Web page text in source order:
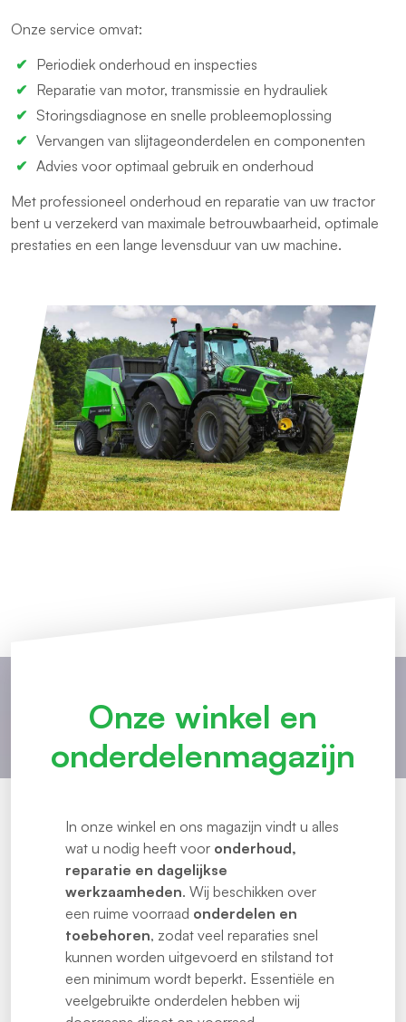
Onze service omvat:
Periodiek onderhoud en inspecties
Reparatie van motor, transmissie en hydrauliek
Storingsdiagnose en snelle probleemoplossing
Vervangen van slijtageonderdelen en componenten
Advies voor optimaal gebruik en onderhoud
Met professioneel onderhoud en reparatie van uw tractor
bent u verzekerd van maximale betrouwbaarheid, optimale
prestaties en een lange levensduur van uw machine.
Onze winkel en
onderdelenmagazijn
In onze winkel en ons magazijn vindt u alles
wat u nodig heeft voor onderhoud,
reparatie en dagelijkse
werkzaamheden. Wij beschikken over
een ruime voorraad onderdelen en
toebehoren, zodat veel reparaties snel
kunnen worden uitgevoerd en stilstand tot
een minimum wordt beperkt. Essentiële en
veelgebruikte onderdelen hebben wij